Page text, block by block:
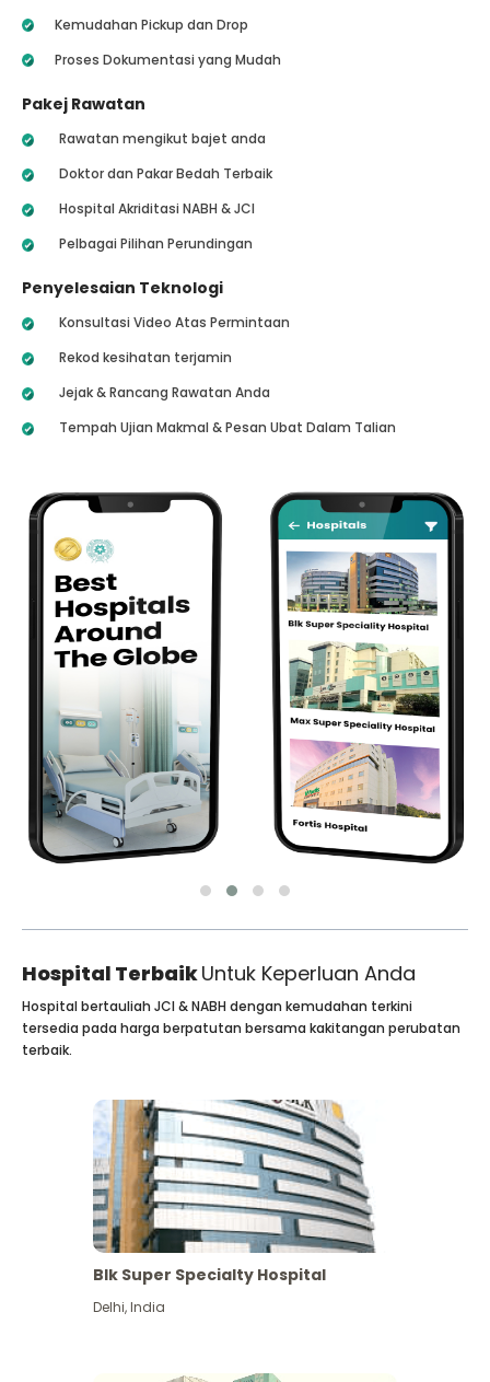
Kemudahan Pickup dan Drop
Proses Dokumentasi yang Mudah
Pakej Rawatan
Rawatan mengikut bajet anda
Doktor dan Pakar Bedah Terbaik
Hospital Akriditasi NABH & JCI
Pelbagai Pilihan Perundingan
Penyelesaian Teknologi
Konsultasi Video Atas Permintaan
Rekod kesihatan terjamin
Jejak & Rancang Rawatan Anda
Tempah Ujian Makmal & Pesan Ubat Dalam Talian
Hospital TerbaikUntuk Keperluan Anda
Hospital bertauliah JCI & NABH dengan kemudahan terkini
tersedia pada harga berpatutan bersama kakitangan perubatan
terbaik.
Blk Super Specialty Hospital
Delhi,India